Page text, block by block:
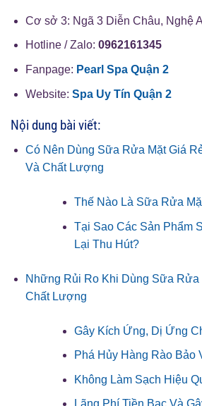
Cơ sở 3: Ngã 3 Diễn Châu, Nghệ
Hotline / Zalo: 0962161345
Fanpage: Pearl Spa Quận 2
Website: Spa Uy Tín Quận 2
Nội dung bài viết:
Có Nên Dùng Sữa Rửa Mặt Giá
Và Chất Lượng
Thế Nào Là Sữa Rửa
Tại Sao Các Sản Phẩm
Lại Thu Hút?
Những Rủi Ro Khi Dùng Sữa Rửa
Chất Lượng
Gây Kích Ứng, Dị Ứng
Phá Hủy Hàng Rào Bảo
Không Làm Sạch Hiệu